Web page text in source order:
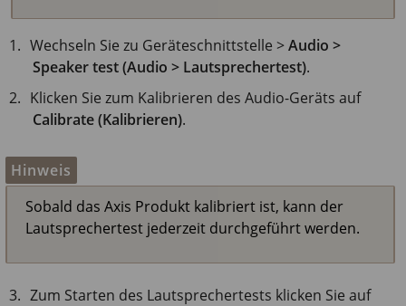
Wechseln Sie zu Geräteschnittstelle >Audio >
Speaker test (Audio > Lautsprechertest).
Klicken Sie zum Kalibrieren des Audio-Geräts auf
Calibrate (Kalibrieren).
Hinweis
Sobald das Axis Produkt kalibriert ist, kann der
Lautsprechertest jederzeit durchgeführt werden.
Zum Starten des Lautsprechertests klicken Sie auf